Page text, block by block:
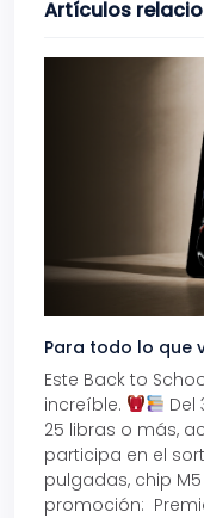
Artículos
Para todo lo que
Este Back to
increíble.
Del
25 libras o más,
participa en el
pulgadas, chip
promoción: